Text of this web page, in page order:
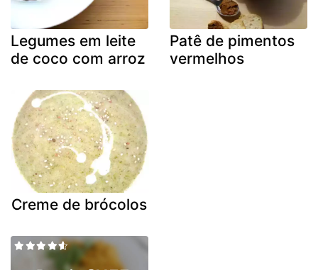
Legumes em leite
de coco com arroz
Patê de pimentos
vermelhos
Creme de brócolos